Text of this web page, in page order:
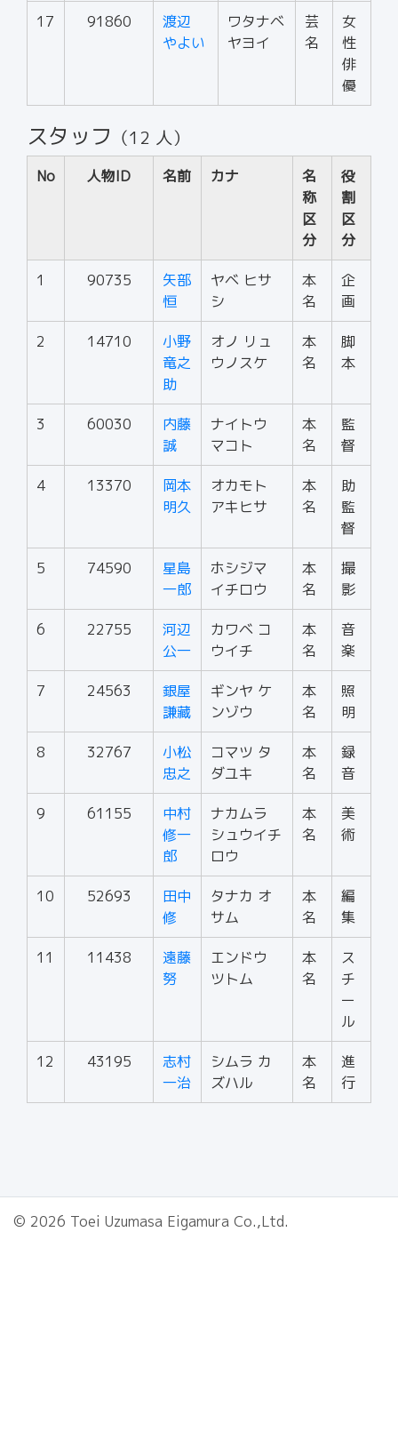
17 91860
渡辺
やよい
ワタナベ
ヤヨイ
芸
名
女
性
俳
優
スタッフ （12 人）
No 人物ID 名前 カナ
名
称
区
分
役
割
区
分
1 90735
矢部
恒
ヤベ ヒサ
シ
本
名
企
画
2 14710
小野
竜之
助
オノ リュ
ウノスケ
本
名
脚
本
3 60030
内藤
誠
ナイトウ
マコト
本
名
監
督
4 13370
岡本
明久
オカモト
アキヒサ
本
名
助
監
督
5 74590
星島
一郎
ホシジマ
イチロウ
本
名
撮
影
6 22755
河辺
公一
カワベ コ
ウイチ
本
名
音
楽
7 24563
銀屋
謙藏
ギンヤ ケ
ンゾウ
本
名
照
明
8 32767
小松
忠之
コマツ タ
ダユキ
本
名
録
音
9 61155
中村
修一
郎
ナカムラ
シュウイチ
ロウ
本
名
美
術
10 52693
田中
修
タナカ オ
サム
本
名
編
集
11 11438
遠藤
努
エンドウ
ツトム
本
名
ス
チ
ー
ル
12 43195
志村
一治
シムラ カ
ズハル
本
名
進
行
© 2026 Toei Uzumasa Eigamura Co.,Ltd.